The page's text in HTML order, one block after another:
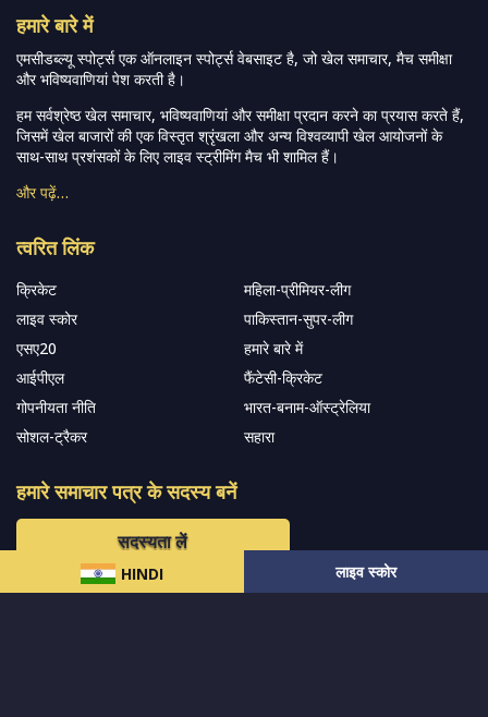
HINDI लाइव स्कोर
हमारे बारे में
एमसीडब्ल्यू स्पोर्ट्स एक ऑनलाइन स्पोर्ट्स वेबसाइट है, जो खेल समाचार, मैच समीक्षा
और भविष्यवाणियां पेश करती है।
हम सर्वश्रेष्ठ खेल समाचार, भविष्यवाणियां और समीक्षा प्रदान करने का प्रयास करते हैं,
जिसमें खेल बाजारों की एक विस्तृत श्रृंखला और अन्य विश्वव्यापी खेल आयोजनों के
साथ-साथ प्रशंसकों के लिए लाइव स्ट्रीमिंग मैच भी शामिल हैं।
और पढ़ें…
त्वरित लिंक
क्रिकेट
महिला-प्रीमियर-लीग
लाइव स्कोर
पाकिस्तान-सुपर-लीग
एसए20
हमारे बारे में
आईपीएल
फैंटेसी-क्रिकेट
गोपनीयता नीति
भारत-बनाम-ऑस्ट्रेलिया
सोशल-ट्रैकर
सहारा
हमारे समाचार पत्र के सदस्य बनें
सदस्यता लें